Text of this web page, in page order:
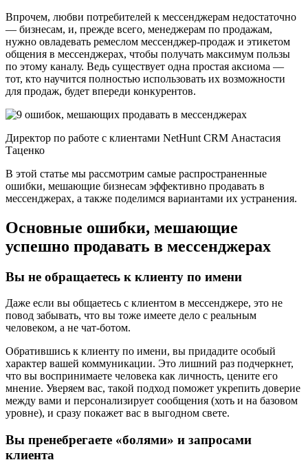
Впрочем, любви потребителей к мессенджерам недостаточно
— бизнесам, и, прежде всего, менеджерам по продажам,
нужно овладевать ремеслом мессенджер-продаж и этикетом
общения в мессенджерах, чтобы получать максимум пользы
по этому каналу. Ведь существует одна простая аксиома —
тот, кто научится полностью использовать их возможности
для продаж, будет впереди конкурентов.
Директор по работе с клиентами NetHunt CRM Анастасия
Таценко
В этой статье мы рассмотрим самые распространенные
ошибки, мешающие бизнесам эффективно продавать в
мессенджерах, а также поделимся вариантами их устранения.
Основные ошибки, мешающие
успешно продавать в мессенджерах
Вы не обращаетесь к клиенту по имени
Даже если вы общаетесь с клиентом в мессенджере, это не
повод забывать, что вы тоже имеете дело с реальным
человеком, а не чат-ботом.
Обратившись к клиенту по имени, вы придадите особый
характер вашей коммуникации. Это лишний раз подчеркнет,
что вы воспринимаете человека как личность, цените его
мнение. Уверяем вас, такой подход поможет укрепить доверие
между вами и персонализирует сообщения (хоть и на базовом
уровне), и сразу покажет вас в выгодном свете.
Вы пренебрегаете «болями» и запросами
клиента